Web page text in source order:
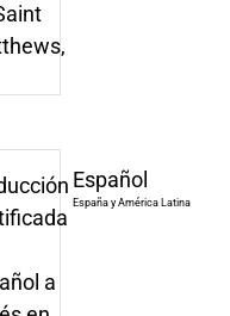
Español
España y América Latina